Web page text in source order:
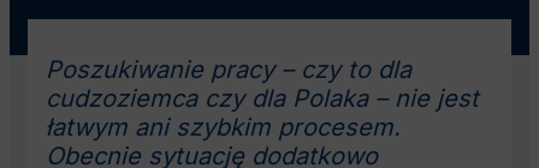
Poszukiwanie pracy – czy to dla
cudzoziemca czy dla Polaka – nie jest
łatwym ani szybkim procesem.
Obecnie sytuację dodatkowo